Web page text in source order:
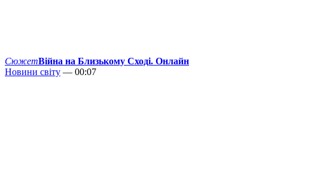
СюжетВійна на Близькому Сході. Онлайн
Новини світу — 00:07